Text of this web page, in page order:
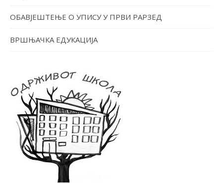
ОБАВЈЕШТЕЊЕ О УПИСУ У ПРВИ РАРЗЕД
ВРШЊАЧКА ЕДУКАЦИЈА